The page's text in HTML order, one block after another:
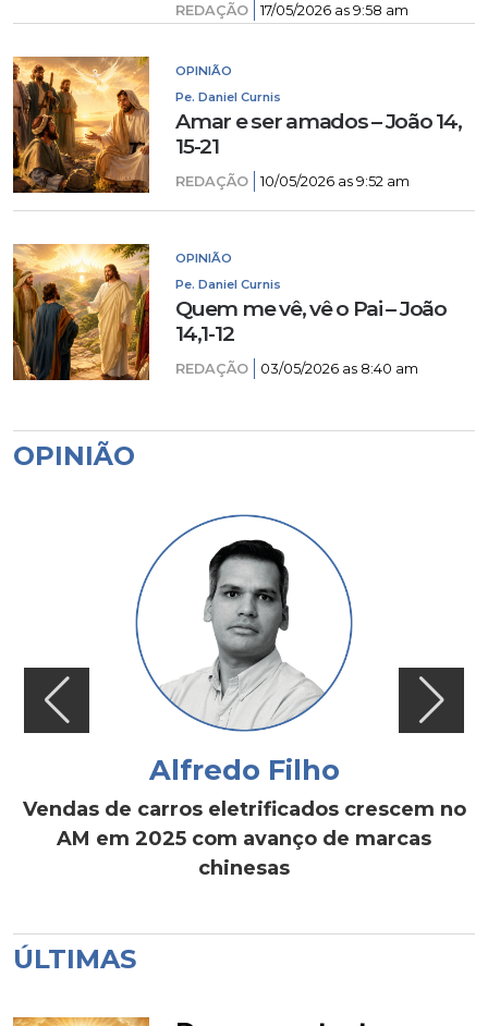
REDAÇÃO 17/05/2026 as 9:58 am
OPINIÃO
Pe. Daniel Curnis
Amar e ser amados – João 14,
15-21
REDAÇÃO 10/05/2026 as 9:52 am
OPINIÃO
Pe. Daniel Curnis
Quem me vê, vê o Pai – João
14,1-12
REDAÇÃO 03/05/2026 as 8:40 am
OPINIÃO
Alfredo Filho
Vendas de carros eletrificados crescem no
AM em 2025 com avanço de marcas
chinesas
ÚLTIMAS